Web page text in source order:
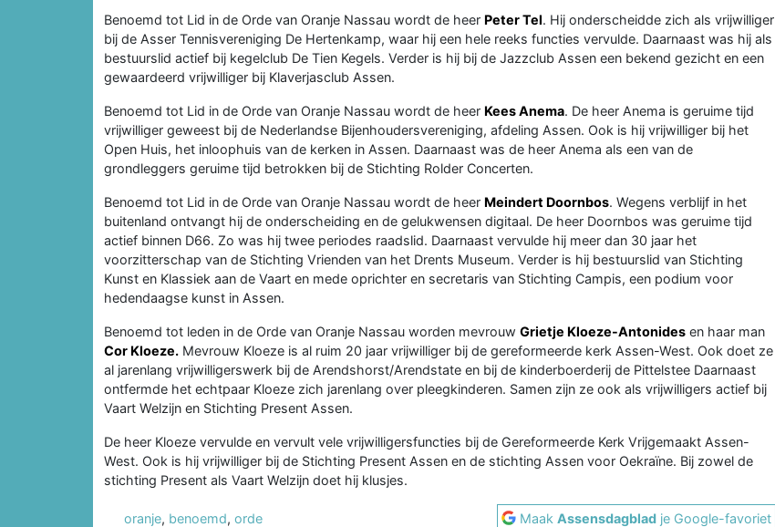
Benoemd tot Lid in de Orde van Oranje Nassau wordt de heer Peter Tel. Hij onderscheidde zich als vrijwilliger
bij de Asser Tennisvereniging De Hertenkamp, waar hij een hele reeks functies vervulde. Daarnaast was hij als
bestuurslid actief bij kegelclub De Tien Kegels. Verder is hij bij de Jazzclub Assen een bekend gezicht en een
gewaardeerd vrijwilliger bij Klaverjasclub Assen.
Benoemd tot Lid in de Orde van Oranje Nassau wordt de heer Kees Anema. De heer Anema is geruime tijd
vrijwilliger geweest bij de Nederlandse Bijenhoudersvereniging, afdeling Assen. Ook is hij vrijwilliger bij het
Open Huis, het inloophuis van de kerken in Assen. Daarnaast was de heer Anema als een van de
grondleggers geruime tijd betrokken bij de Stichting Rolder Concerten.
Benoemd tot Lid in de Orde van Oranje Nassau wordt de heer Meindert Doornbos. Wegens verblijf in het
buitenland ontvangt hij de onderscheiding en de gelukwensen digitaal. De heer Doornbos was geruime tijd
actief binnen D66. Zo was hij twee periodes raadslid. Daarnaast vervulde hij meer dan 30 jaar het
voorzitterschap van de Stichting Vrienden van het Drents Museum. Verder is hij bestuurslid van Stichting
Kunst en Klassiek aan de Vaart en mede oprichter en secretaris van Stichting Campis, een podium voor
hedendaagse kunst in Assen.
Benoemd tot leden in de Orde van Oranje Nassau worden mevrouw Grietje Kloeze-Antonides en haar man
Cor Kloeze. Mevrouw Kloeze is al ruim 20 jaar vrijwilliger bij de gereformeerde kerk Assen-West. Ook doet ze
al jarenlang vrijwilligerswerk bij de Arendshorst/Arendstate en bij de kinderboerderij de Pittelstee Daarnaast
ontfermde het echtpaar Kloeze zich jarenlang over pleegkinderen. Samen zijn ze ook als vrijwilligers actief bij
Vaart Welzijn en Stichting Present Assen.
De heer Kloeze vervulde en vervult vele vrijwilligersfuncties bij de Gereformeerde Kerk Vrijgemaakt Assen-
West. Ook is hij vrijwilliger bij de Stichting Present Assen en de stichting Assen voor Oekraïne. Bij zowel de
stichting Present als Vaart Welzijn doet hij klusjes.
oranje, benoemd, orde MaakAssensdagblad je Google-favoriet